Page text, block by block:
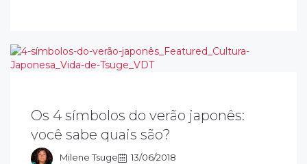
Os 4 símbolos do verão japonês:
você sabe quais são?
Milene Tsuge
13/06/2018
e muito comum nos festivais. No
japonês, o kakigōri faz muito sucesso.
Taikai é um festival de fogos de